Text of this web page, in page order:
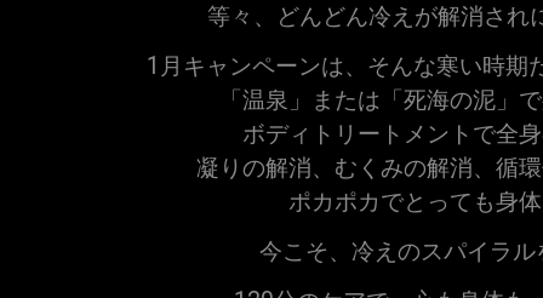
等々、どんどん冷えが解消され
1月キャンペーンは、そんな寒い時期
「温泉」または「死海の泥」
ボディトリートメントで全
凝りの解消、むくみの解消、循
ポカポカでとっても身
今こそ、冷えのスパイラ